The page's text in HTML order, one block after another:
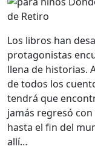
Los libros han
protagonistas
llena de historias.
de todos los
tendrá que
jamás regresó
hasta el fin del
allí…